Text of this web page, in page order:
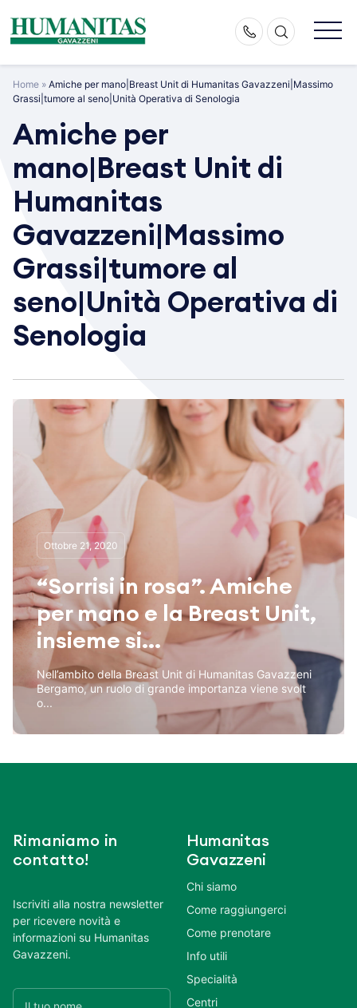
content
Home » Amiche per mano|Breast Unit di Humanitas Gavazzeni|Massimo
Grassi|tumore al seno|Unità Operativa di Senologia
Amiche per
mano|Breast Unit di
Humanitas
Gavazzeni|Massimo
Grassi|tumore al
seno|Unità Operativa di
Senologia
Ottobre 21, 2020
“Sorrisi in rosa”. Amiche
per mano e la Breast Unit,
insieme si...
Nell’ambito della Breast Unit di Humanitas Gavazzeni
Bergamo, un ruolo di grande importanza viene svolt
o...
Rimaniamo in
contatto!
Iscriviti alla nostra newsletter
per ricevere novità e
informazioni su Humanitas
Gavazzeni.
Humanitas
Gavazzeni
Chi siamo
Come raggiungerci
Come prenotare
Info utili
Specialità
Centri